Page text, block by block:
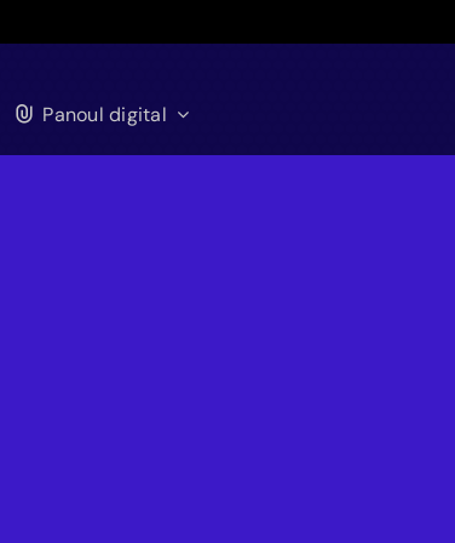
Panoul digital